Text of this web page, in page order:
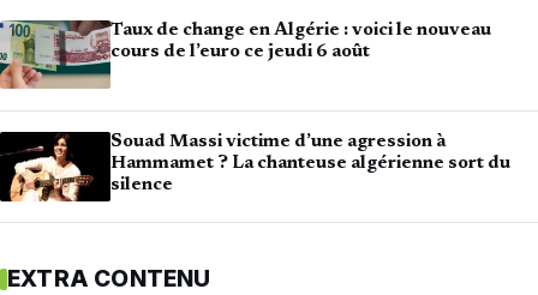
Taux de change en Algérie : voici le nouveau
cours de l’euro ce jeudi 6 août
Souad Massi victime d’une agression à
Hammamet ? La chanteuse algérienne sort du
silence
EXTRA CONTENU